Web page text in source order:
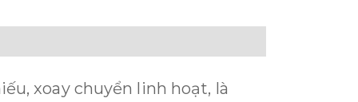
xoay chuyển linh hoạt, là